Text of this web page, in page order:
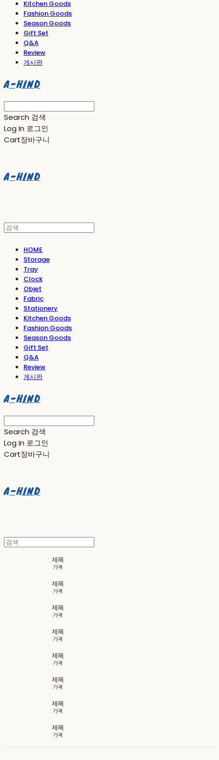
Kitchen Goods
Fashion Goods
Season Goods
Gift Set
Q&A
Review
게시판
A-HIND
Search 검색
Log In 로그인
Cart장바구니
A-HIND
HOME
Storage
Tray
Clock
Objet
Fabric
Stationery
Kitchen Goods
Fashion Goods
Season Goods
Gift Set
Q&A
Review
게시판
A-HIND
Search 검색
Log In 로그인
Cart장바구니
A-HIND
제목
가격
제목
가격
제목
가격
제목
가격
제목
가격
제목
가격
제목
가격
제목
가격